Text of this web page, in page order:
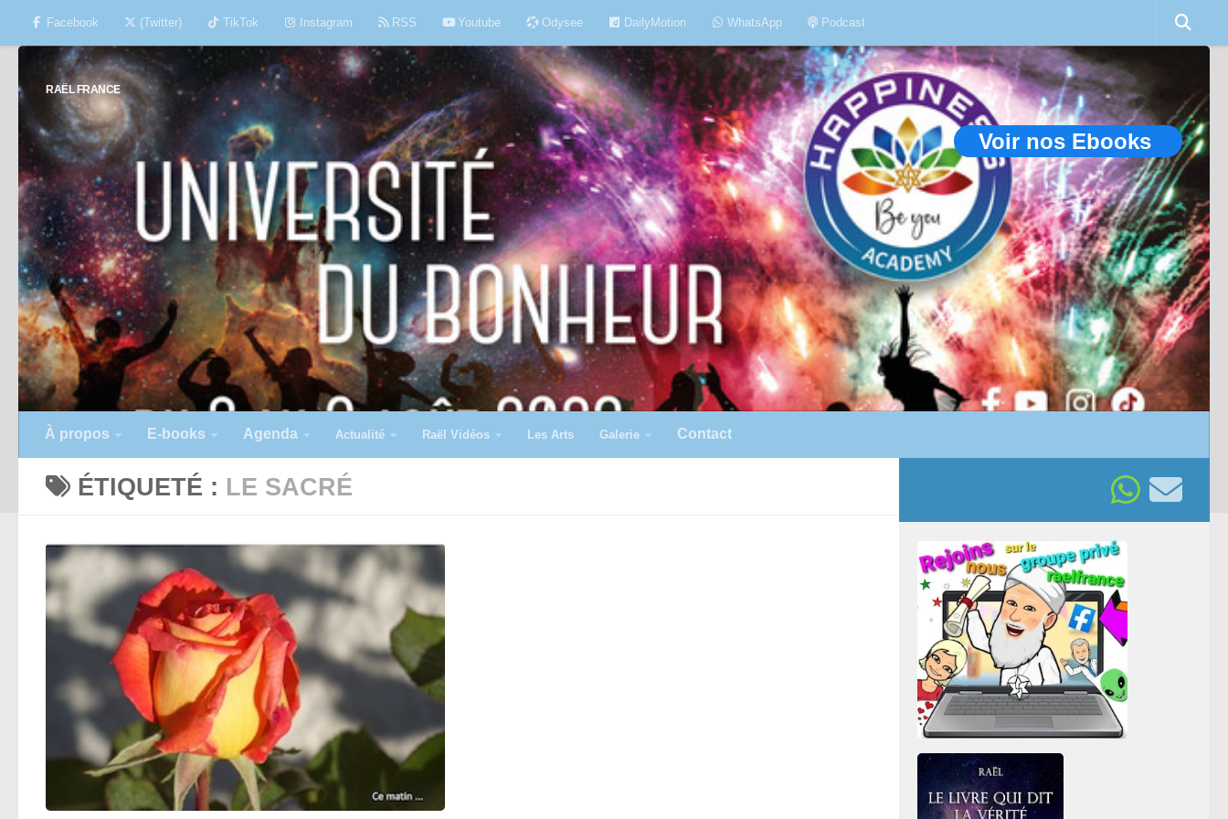
Skip to content
Facebook (Twitter) TikTok Instagram RSS Youtube Odysee DailyMotion WhatsApp Podcast
RAËL FRANCE
Voir nos Ebooks
À propos E-books Agenda Actualité Raël Vidéos Les Arts Galerie Contact
ÉTIQUETÉ : LE SACRÉ